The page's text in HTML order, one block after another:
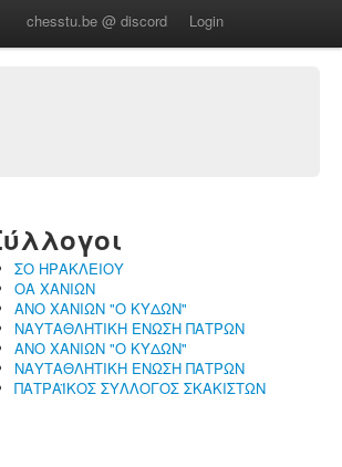
chesstu.be @ discord Login
ΣΟ ΗΡΑΚΛΕΙΟΥ
ΟΑ ΧΑΝΙΩΝ
ΑΝΟ ΧΑΝΙΩΝ "Ο ΚΥΔΩΝ"
ΝΑΥΤΑΘΛΗΤΙΚΗ ΕΝΩΣΗ ΠΑΤΡΩΝ
ΑΝΟ ΧΑΝΙΩΝ "Ο ΚΥΔΩΝ"
ΝΑΥΤΑΘΛΗΤΙΚΗ ΕΝΩΣΗ ΠΑΤΡΩΝ
ΠΑΤΡΑΪΚΟΣ ΣΥΛΛΟΓΟΣ ΣΚΑΚΙΣΤΩΝ